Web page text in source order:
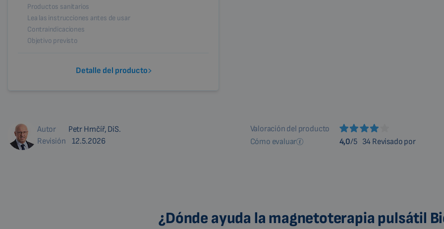
Productos sanitarios
Lea las instrucciones antes de usar
Contraindicaciones
Objetivo previsto
Detalle del producto
Autor
Petr Hrnčíř, DiS.
Revisión
12.5.2026
Valoración del producto
Cómo evaluar
4,0/5 34 Revisado por
¿Dónde ayuda la magnetoterapia pulsátil